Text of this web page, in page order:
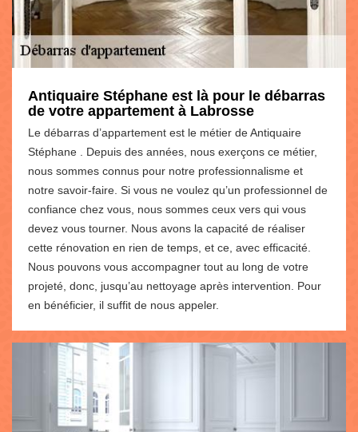
Antiquaire Stéphane est là pour le débarras
de votre appartement à Labrosse
Le débarras d’appartement est le métier de Antiquaire
Stéphane . Depuis des années, nous exerçons ce métier,
nous sommes connus pour notre professionnalisme et
notre savoir-faire. Si vous ne voulez qu’un professionnel de
confiance chez vous, nous sommes ceux vers qui vous
devez vous tourner. Nous avons la capacité de réaliser
cette rénovation en rien de temps, et ce, avec efficacité.
Nous pouvons vous accompagner tout au long de votre
projeté, donc, jusqu’au nettoyage après intervention. Pour
en bénéficier, il suffit de nous appeler.